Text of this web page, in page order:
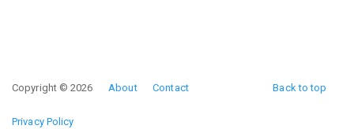
Back to top
Copyright © 2026 About Contact
Privacy Policy